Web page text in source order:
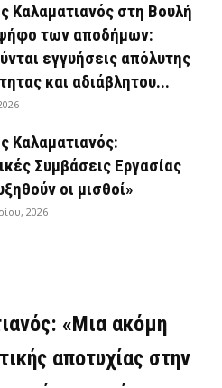
Καλαματιανός στη Βουλή
των αποδήμων:
εγγυήσεις απόλυτης
και αδιάβλητου...
Καλαματιανός:
Συμβάσεις Εργασίας
οι μισθοί»
2026
«Μια ακόμη
αποτυχίας στην